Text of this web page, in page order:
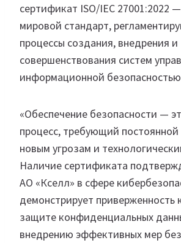
сертификат ISO/IEC 27001:2022
мировой стандарт,
процессы создания, внедрения и
совершенствования систем
информационной
«Обеспечение безопасности —
процесс, требующий
новым угрозам и
Наличие сертификата
АО «Кселл» в сфере
демонстрирует приверженность
защите конфиденциальных
внедрению эффективных мер